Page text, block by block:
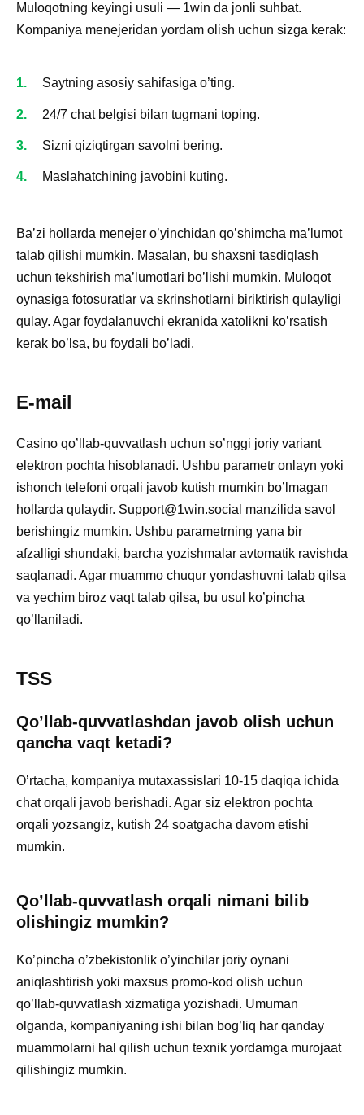
Muloqotning keyingi usuli — 1win da jonli suhbat.
Kompaniya menejeridan yordam olish uchun sizga kerak:
Saytning asosiy sahifasiga o’ting.
24/7 chat belgisi bilan tugmani toping.
Sizni qiziqtirgan savolni bering.
Maslahatchining javobini kuting.
Ba’zi hollarda menejer o’yinchidan qo’shimcha ma’lumot
talab qilishi mumkin. Masalan, bu shaxsni tasdiqlash
uchun tekshirish ma’lumotlari bo’lishi mumkin. Muloqot
oynasiga fotosuratlar va skrinshotlarni biriktirish qulayligi
qulay. Agar foydalanuvchi ekranida xatolikni ko’rsatish
kerak bo’lsa, bu foydali bo’ladi.
E-mail
Casino qo’llab-quvvatlash uchun so’nggi joriy variant
elektron pochta hisoblanadi. Ushbu parametr onlayn yoki
ishonch telefoni orqali javob kutish mumkin bo’lmagan
hollarda qulaydir. Support@1win.social manzilida savol
berishingiz mumkin. Ushbu parametrning yana bir
afzalligi shundaki, barcha yozishmalar avtomatik ravishda
saqlanadi. Agar muammo chuqur yondashuvni talab qilsa
va yechim biroz vaqt talab qilsa, bu usul ko’pincha
qo’llaniladi.
TSS
Qo’llab-quvvatlashdan javob olish uchun
qancha vaqt ketadi?
O’rtacha, kompaniya mutaxassislari 10-15 daqiqa ichida
chat orqali javob berishadi. Agar siz elektron pochta
orqali yozsangiz, kutish 24 soatgacha davom etishi
mumkin.
Qo’llab-quvvatlash orqali nimani bilib
olishingiz mumkin?
Ko’pincha o’zbekistonlik o’yinchilar joriy oynani
aniqlashtirish yoki maxsus promo-kod olish uchun
qo’llab-quvvatlash xizmatiga yozishadi. Umuman
olganda, kompaniyaning ishi bilan bog’liq har qanday
muammolarni hal qilish uchun texnik yordamga murojaat
qilishingiz mumkin.